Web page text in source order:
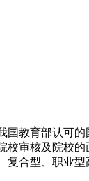
国教育部认可
校审核及院校
复合型、职业型